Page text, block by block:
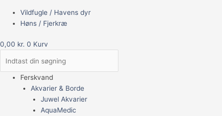
Vildfugle / Havens dyr
Høns / Fjerkræ
0,00 kr. 0 Kurv
Ferskvand
Akvarier & Borde
Juwel Akvarier
AquaMedic